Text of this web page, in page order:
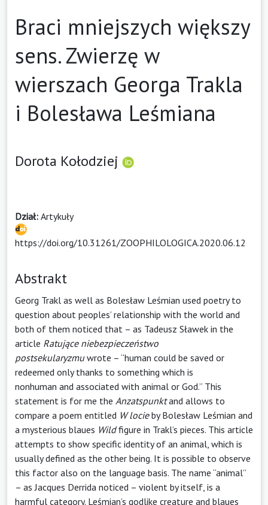
Braci mniejszych większy
sens. Zwierzę w
wierszach Georga Trakla
i Bolesława Leśmiana
Dorota Kołodziej
Dział: Artykuły
https://doi.org/10.31261/ZOOPHILOLOGICA.2020.06.12
Abstrakt
Georg Trakl as well as Bolesław Leśmian used poetry to
question about peoples’ relationship with the world and
both of them noticed that – as Tadeusz Sławek in the
article Ratujące niebezpieczeństwo
postsekularyzmuwrote – “human could be saved or
redeemed only thanks to something which is
nonhuman and associated with animal or God.” This
statement is for me the Anzatspunktand allows to
compare a poem entitled W locieby Bolesław Leśmian and
a mysterious blaues Wildfigure in Trakl’s pieces. This article
attempts to show specific identity of an animal, which is
usually defined as the other being. It is possible to observe
this factor also on the language basis. The name “animal”
– as Jacques Derrida noticed – violent by itself, is a
harmful category. Leśmian’s godlike creature and blaues